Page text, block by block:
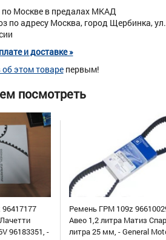
по Москве в предалах МКАД
по адресу Москва, город Щербинка,
и доставке »
этом товарепервым!
посмотреть
96183351, -
Ремень ГРМ 109z
Авео 1,2 литра Матиз
литра 25 мм, - General